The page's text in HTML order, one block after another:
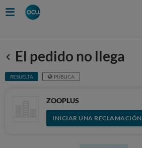
Anterior
El pedido no llega
RESUELTA PÚBLICA
ZOOPLUS
INICIAR UNA RECLAMACIÓN